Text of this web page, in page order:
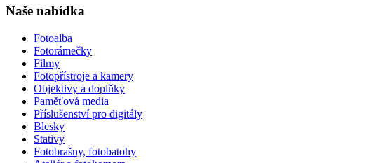
Naše nabídka
Fotoalba
Fotorámečky
Filmy
Fotopřístroje a kamery
Objektivy a doplňky
Paměťová media
Příslušenství pro digitály
Blesky
Stativy
Fotobrašny, fotobatohy